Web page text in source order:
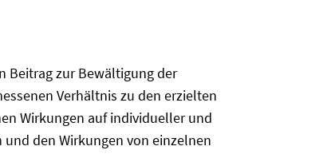
zur Bewältigung der
Verhältnis zu den erzielten
Wirkungen auf individueller und
den Wirkungen von einzelnen